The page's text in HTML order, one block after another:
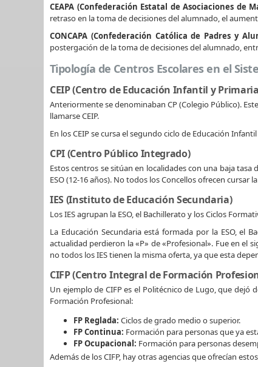
CEAPA (Confederación Estatal de Asociaciones de
retraso en la toma de decisiones del alumnado, el
CONCAPA (Confederación Católica de Padres y
postergación de la toma de decisiones del alumnado,
Tipología de Centros Escolares en el
CEIP (Centro de Educación Infantil y
Anteriormente se denominaban CP (Colegio Público).
llamarse CEIP.
En los CEIP se cursa el segundo ciclo de Educación
CPI (Centro Público Integrado)
Estos centros se sitúan en localidades con una baja
ESO (12-16 años). No todos los Concellos ofrecen cursar la
IES (Instituto de Educación Secundaria)
Los IES agrupan la ESO, el Bachillerato y los Ciclos
La Educación Secundaria está formada por la ESO, el
actualidad perdieron la «P» de «Profesional». Fue en el
no todos los IES tienen la misma oferta, ya que esta
CIFP (Centro Integral de Formación
Un ejemplo de CIFP es el Politécnico de Lugo, que dejó
Formación Profesional:
FP Reglada: Ciclos de grado medio o superior.
FP Continua: Formación para personas que ya
FP Ocupacional: Formación para personas
Además de los CIFP, hay otras agencias que ofrecían